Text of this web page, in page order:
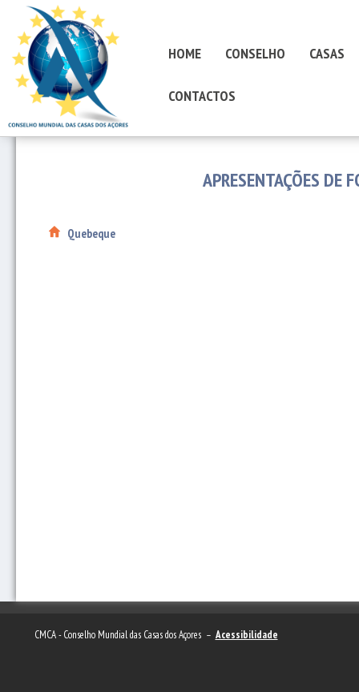
HOME CONSELHO CASAS
CONTACTOS
APRESENTAÇÕES DE
Quebeque
CMCA - Conselho Mundial das Casas dos Açores – Acessibilidade